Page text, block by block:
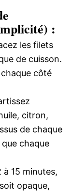
:
les filets
de cuisson.
côté
citron,
de chaque
chaque
à 15 minutes,
opaque,